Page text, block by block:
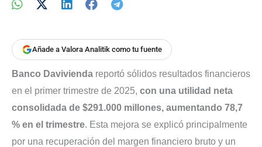
Añade a Valora Analitik como tu fuente
Banco Davivienda reportó sólidos resultados financieros
en el primer trimestre de 2025, con una utilidad neta
consolidada de $291.000 millones, aumentando 78,7
% en el trimestre. Esta mejora se explicó principalmente
por una recuperación del margen financiero bruto y un